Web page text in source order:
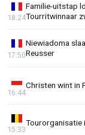
Familie-uitstap
Tourritwinnaar
18:24
Niewiadoma
Reusser
17:50
Christen wint in
16:44
Tourorganisatie
15:33